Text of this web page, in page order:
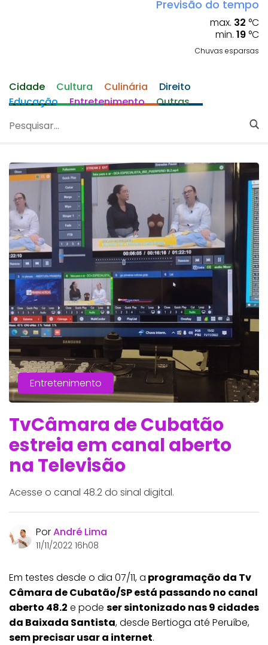
Previsão do tempo
max. 32 °C
min. 19 °C
Chuvas esparsas
Cidade Cultura Culinária
Direito
Educação
Entretenimento Outras
Entretenimento
TvCâmara de Cubatão
estreia em canal aberto
na Televisão
Acesse o canal 48.2 do sinal digital.
PorAndré Lima
11/11/2022 16h08
Em testes desde o dia 07/11, a programação da Tv
Câmara de Cubatão/SP está passando no canal
aberto 48.2 e pode ser sintonizado nas 9 cidades
da Baixada Santista, desde Bertioga até Peruíbe,
sem precisar usar a internet.